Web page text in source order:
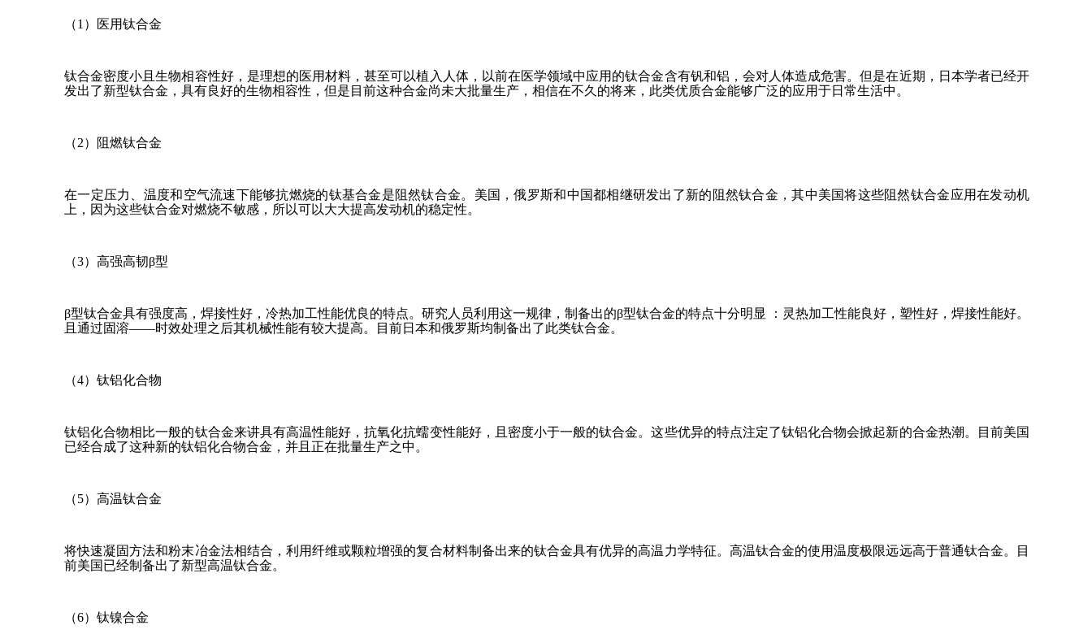
（1）医用钛合金
钛合金密度小且生物相容性好，是理想的医用材料，甚至可以植入人体，以前在医学领域中应用的钛合金含有钒和铝，会对人体造成危害。但是在近期，日本学者已经开
发出了新型钛合金，具有良好的生物相容性，但是目前这种合金尚未大批量生产，相信在不久的将来，此类优质合金能够广泛的应用于日常生活中。
（2）阻燃钛合金
在一定压力、温度和空气流速下能够抗燃烧的钛基合金是阻然钛合金。美国，俄罗斯和中国都相继研发出了新的阻然钛合金，其中美国将这些阻然钛合金应用在发动机
上，因为这些钛合金对燃烧不敏感，所以可以大大提高发动机的稳定性。
（3）高强高韧β型
β型钛合金具有强度高，焊接性好，冷热加工性能优良的特点。研究人员利用这一规律，制备出的β型钛合金的特点十分明显 ：灵热加工性能良好，塑性好，焊接性能好。
且通过固溶——时效处理之后其机械性能有较大提高。目前日本和俄罗斯均制备出了此类钛合金。
（4）钛铝化合物
钛铝化合物相比一般的钛合金来讲具有高温性能好，抗氧化抗蠕变性能好，且密度小于一般的钛合金。这些优异的特点注定了钛铝化合物会掀起新的合金热潮。目前美国
已经合成了这种新的钛铝化合物合金，并且正在批量生产之中。
（5）高温钛合金
将快速凝固方法和粉末冶金法相结合，利用纤维或颗粒增强的复合材料制备出来的钛合金具有优异的高温力学特征。高温钛合金的使用温度极限远远高于普通钛合金。目
前美国已经制备出了新型高温钛合金。
（6）钛镍合金